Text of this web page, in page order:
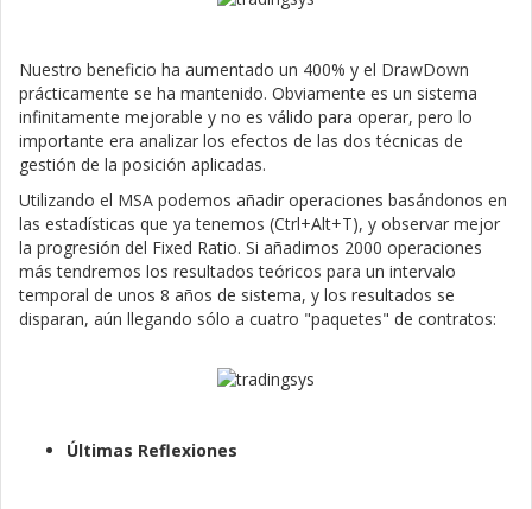
Nuestro beneficio ha aumentado un 400% y el DrawDown
prácticamente se ha mantenido. Obviamente es un sistema
infinitamente mejorable y no es válido para operar, pero lo
importante era analizar los efectos de las dos técnicas de
gestión de la posición aplicadas.
Utilizando el MSA podemos añadir operaciones basándonos en
las estadísticas que ya tenemos (Ctrl+Alt+T), y observar mejor
la progresión del Fixed Ratio. Si añadimos 2000 operaciones
más tendremos los resultados teóricos para un intervalo
temporal de unos 8 años de sistema, y los resultados se
disparan, aún llegando sólo a cuatro "paquetes" de contratos:
Últimas Reflexiones